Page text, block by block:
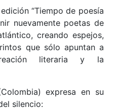
“Tiempo de poesía
nuevamente poetas de
creando espejos,
que sólo apuntan a
literaria y la
expresa en su
silencio: